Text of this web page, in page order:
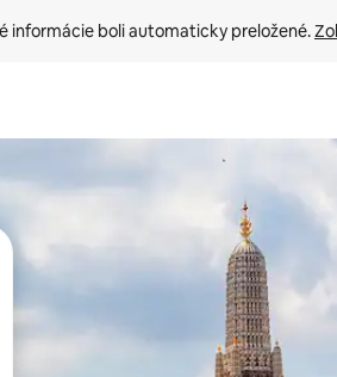
informácie boli automaticky preložené.